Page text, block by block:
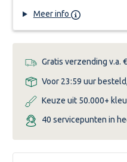
Meer info
Gratis verzending v.a.
Voor 23:59 uur
Keuze uit 50.000+
40 servicepunten in